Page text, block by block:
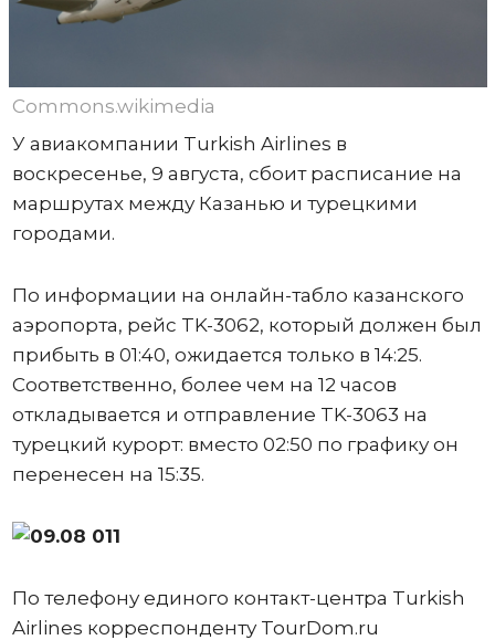
Commons.wikimedia
У авиакомпании Turkish Airlines в
воскресенье, 9 августа, сбоит расписание на
маршрутах между Казанью и турецкими
городами.
По информации на онлайн-табло казанского
аэропорта, рейс TK-3062, который должен был
прибыть в 01:40, ожидается только в 14:25.
Соответственно, более чем на 12 часов
откладывается и отправление TK-3063 на
турецкий курорт: вместо 02:50 по графику он
перенесен на 15:35.
По телефону единого контакт-центра Turkish
Airlines корреспонденту TourDom.ru